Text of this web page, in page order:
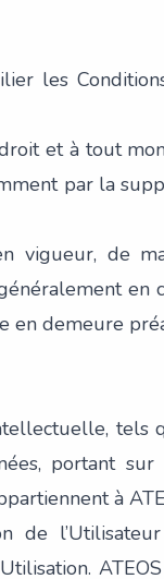
les
et à tout
par la
vigueur, de
en demeure
portant
à
de